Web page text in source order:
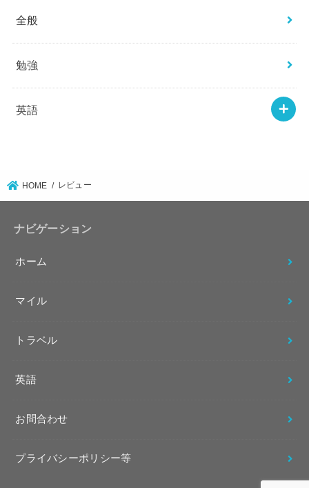
全般
勉強
英語
HOME レビュー
ナビゲーション
ホーム
マイル
トラベル
英語
お問合わせ
プライバシーポリシー等